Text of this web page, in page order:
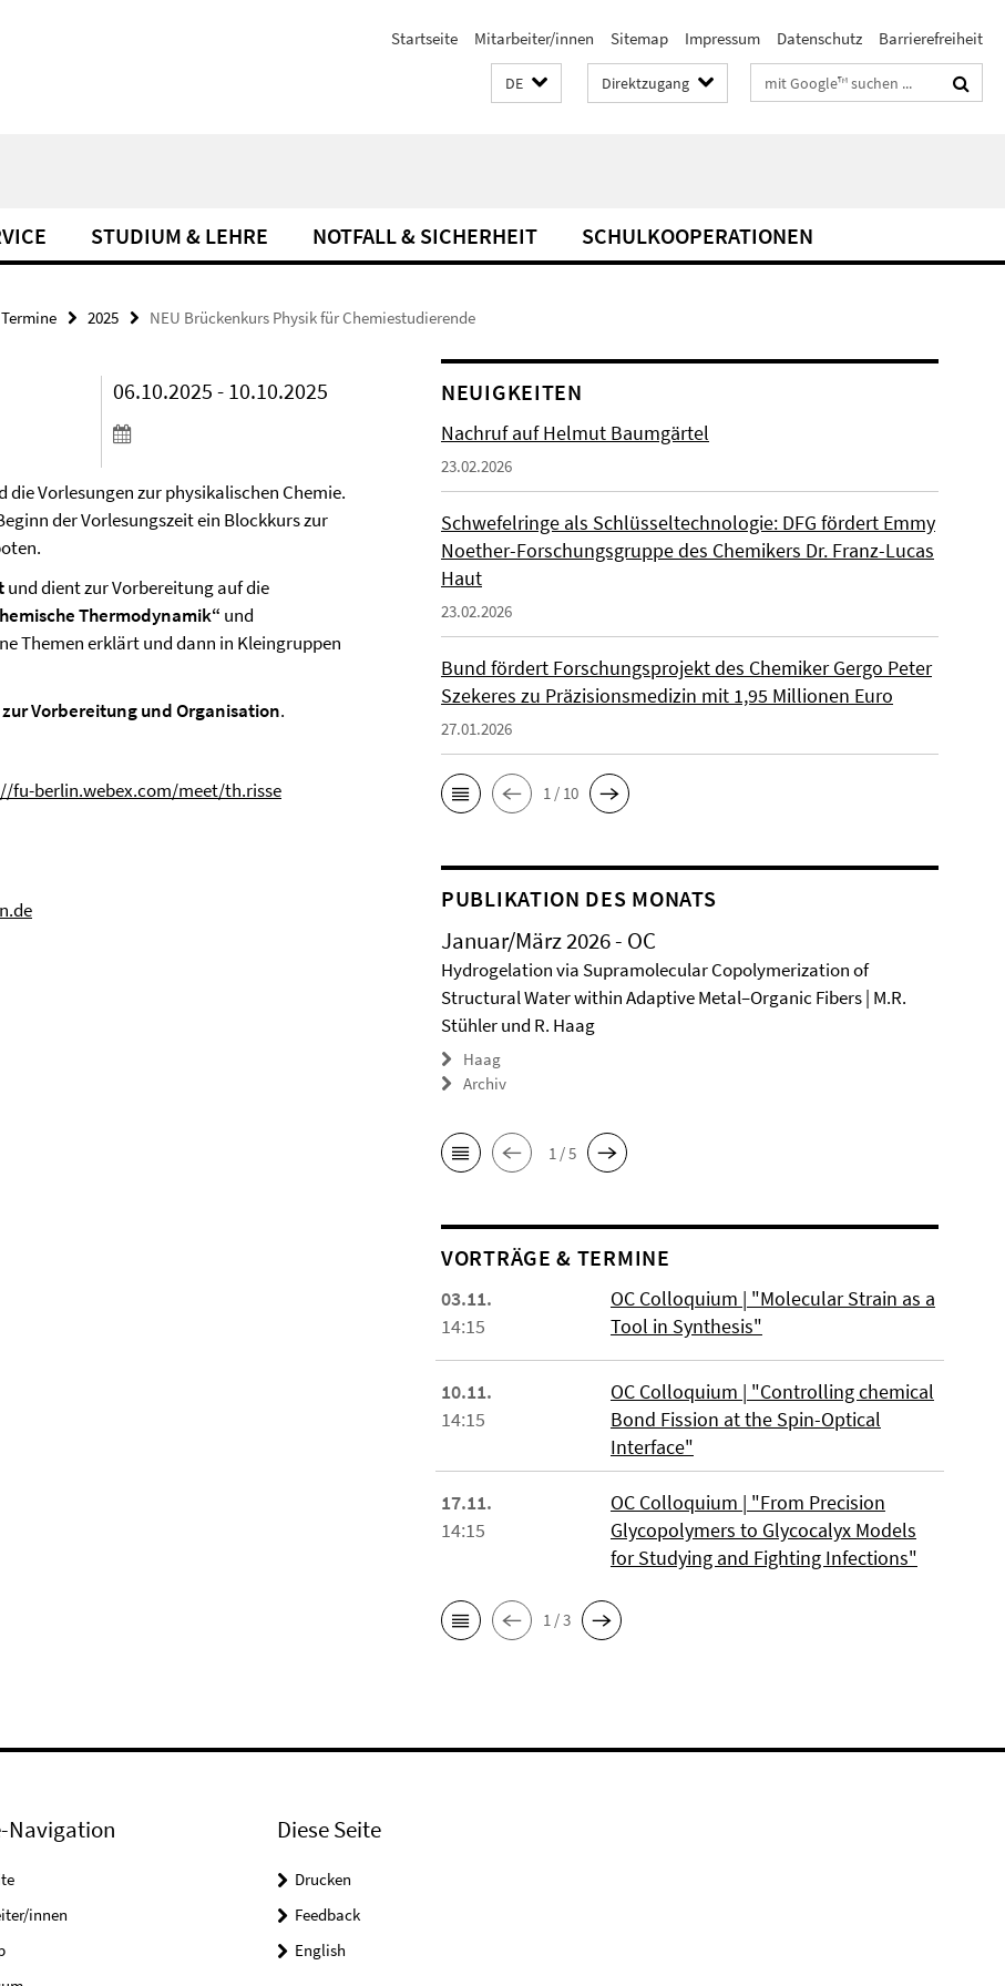
Startseite Mitarbeiter/innen Sitemap Impressum Datenschutz Barrierefreiheit
DE Direktzugang Suchbegriffe
STUDIUM & LEHRE NOTFALL & SICHERHEIT SCHULKOOPERATIONEN
2025 NEU Brückenkurs Physik für Chemiestudierende
06.10.2025 - 10.10.2025
Vorlesungen zur physikalischen Chemie.
der Vorlesungszeit ein Blockkurs zur
und dient zur Vorbereitung auf die
Thermodynamik“ und
Themen erklärt und dann in Kleingruppen
Vorbereitung und Organisation.
fu-berlin.webex.com/meet/th.risse
NEUIGKEITEN
Nachruf auf Helmut Baumgärtel
23.02.2026
Schwefelringe als Schlüsseltechnologie: DFG fördert Emmy
Noether-Forschungsgruppe des Chemikers Dr. Franz-Lucas
Haut
23.02.2026
Bund fördert Forschungsprojekt des Chemiker Gergo Peter
Szekeres zu Präzisionsmedizin mit 1,95 Millionen Euro
27.01.2026
1 / 10
PUBLIKATION DES MONATS
Januar/März 2026 - OC
Hydrogelation via Supramolecular Copolymerization of
Structural Water within Adaptive Metal–Organic Fibers | M.R.
Stühler und R. Haag
Haag
Archiv
1 / 5
VORTRÄGE & TERMINE
03.11.
14:15
OC Colloquium | "Molecular Strain as a
Tool in Synthesis"
10.11.
14:15
OC Colloquium | "Controlling chemical
Bond Fission at the Spin-Optical
Interface"
17.11.
14:15
OC Colloquium | "From Precision
Glycopolymers to Glycocalyx Models
for Studying and Fighting Infections"
1 / 3
Navigation
innen
Diese Seite
Drucken
Feedback
English